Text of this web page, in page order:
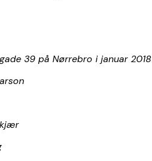
39 på Nørrebro i januar 2018